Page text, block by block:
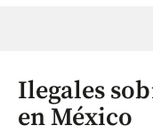
Ilegales
en México